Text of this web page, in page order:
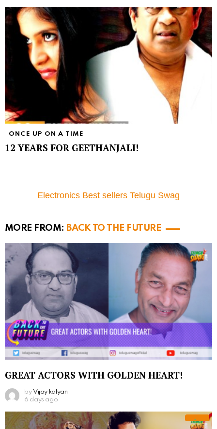
ONCE UP ON A TIME
12 YEARS FOR GEETHANJALI!
Electronics Best sellers Telugu Swag
MORE FROM: BACK TO THE FUTURE
GREAT ACTORS WITH GOLDEN HEART!
by Vijay kalyan
6 days ago